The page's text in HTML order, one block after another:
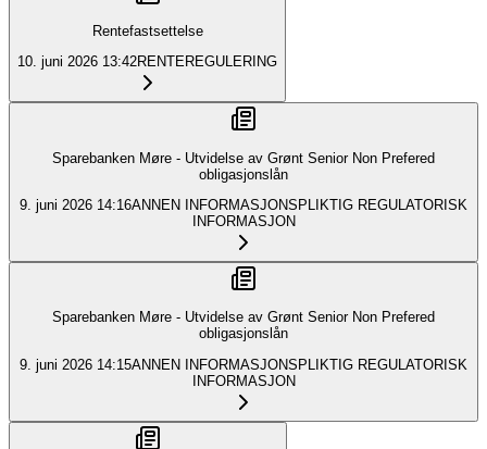
Rentefastsettelse
10. juni 2026 13:42RENTEREGULERING
Sparebanken Møre - Utvidelse av Grønt Senior Non Prefered
obligasjonslån
9. juni 2026 14:16ANNEN INFORMASJONSPLIKTIG REGULATORISK
INFORMASJON
Sparebanken Møre - Utvidelse av Grønt Senior Non Prefered
obligasjonslån
9. juni 2026 14:15ANNEN INFORMASJONSPLIKTIG REGULATORISK
INFORMASJON